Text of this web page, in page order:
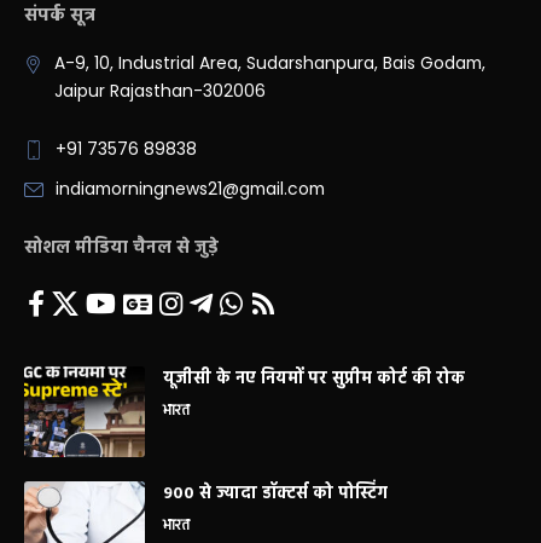
संपर्क सूत्र
A-9, 10, Industrial Area, Sudarshanpura, Bais Godam,
Jaipur Rajasthan-302006
+91 73576 89838
indiamorningnews21@gmail.com
सोशल मीडिया चैनल से जुड़े
यूजीसी के नए नियमों पर सुप्रीम कोर्ट की रोक
भारत
900 से ज्यादा डॉक्टर्स को पोस्टिंग
भारत